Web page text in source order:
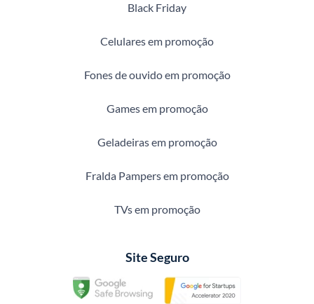
Black Friday
Celulares em promoção
Fones de ouvido em promoção
Games em promoção
Geladeiras em promoção
Fralda Pampers em promoção
TVs em promoção
Site Seguro